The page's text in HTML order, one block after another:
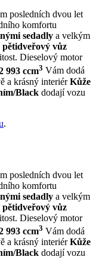
posledních dvou let
komfortu
sedadly a velkým
pětidveřový vůz
Dieselový motor
993 ccm3 Vám dodá
a krásný interiérKůže
Black dodají vozu
.
posledních dvou let
komfortu
sedadly a velkým
pětidveřový vůz
Dieselový motor
993 ccm3 Vám dodá
a krásný interiérKůže
Black dodají vozu